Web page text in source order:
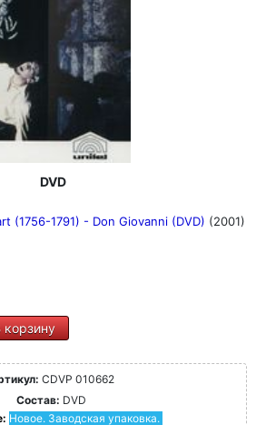
DVD
(1756-1791) - Don Giovanni (DVD) (2001)
корзину
CDVP 010662
Состав: DVD
Новое. Заводская упаковка.